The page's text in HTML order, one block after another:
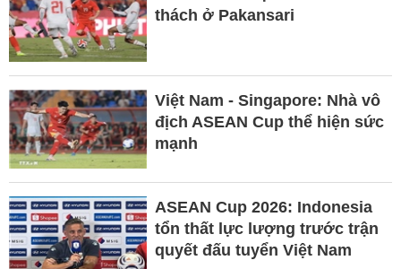
thách ở Pakansari
Việt Nam - Singapore: Nhà vô
địch ASEAN Cup thể hiện sức
mạnh
ASEAN Cup 2026: Indonesia
tổn thất lực lượng trước trận
quyết đấu tuyển Việt Nam